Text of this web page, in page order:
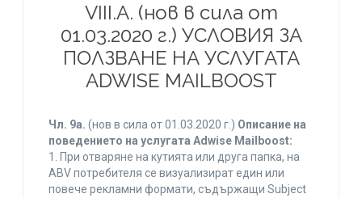
VIII.A. (нов в сила от
01.03.2020 г.) УСЛОВИЯ ЗА
ПОЛЗВАНЕ НА УСЛУГАТА
ADWISE MAILBOOST
Чл. 9а. (нов в сила от 01.03.2020 г.) Описание на
поведението на услугата Adwise Mailboost:
1. При отваряне на кутията или друга папка, на
ABV потребителя се визуализират един или
повече рекламни формати, съдържащи Subject